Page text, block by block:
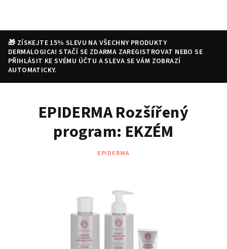
🎁 ZÍSKEJTE 15% SLEVU NA VŠECHNY PRODUKTY
DERMALOGICA! STAČÍ SE ZDARMA ZAREGISTROVAT NEBO SE
PŘIHLÁSIT KE SVÉMU ÚČTU A SLEVA SE VÁM ZOBRAZÍ
AUTOMATICKY.
HledatPřihlášeníNákupní
košík
EPIDERMA Rozšířený
program: EKZÉM
EPIDERMA